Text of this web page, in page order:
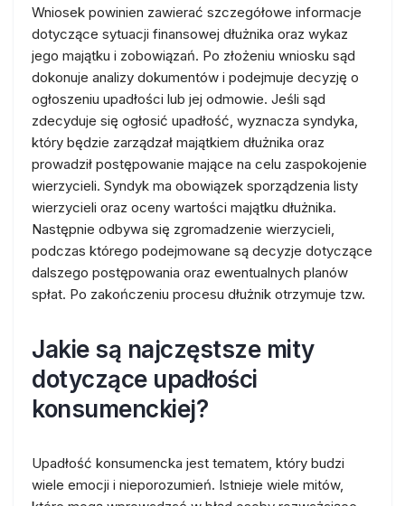
Wniosek powinien zawierać szczegółowe informacje
dotyczące sytuacji finansowej dłużnika oraz wykaz
jego majątku i zobowiązań. Po złożeniu wniosku sąd
dokonuje analizy dokumentów i podejmuje decyzję o
ogłoszeniu upadłości lub jej odmowie. Jeśli sąd
zdecyduje się ogłosić upadłość, wyznacza syndyka,
który będzie zarządzał majątkiem dłużnika oraz
prowadził postępowanie mające na celu zaspokojenie
wierzycieli. Syndyk ma obowiązek sporządzenia listy
wierzycieli oraz oceny wartości majątku dłużnika.
Następnie odbywa się zgromadzenie wierzycieli,
podczas którego podejmowane są decyzje dotyczące
dalszego postępowania oraz ewentualnych planów
spłat. Po zakończeniu procesu dłużnik otrzymuje tzw.
Jakie są najczęstsze mity
dotyczące upadłości
konsumenckiej?
Upadłość konsumencka jest tematem, który budzi
wiele emocji i nieporozumień. Istnieje wiele mitów,